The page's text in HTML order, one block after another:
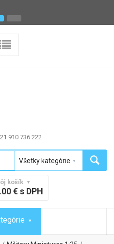
910 736 222
košík
€ s DPH